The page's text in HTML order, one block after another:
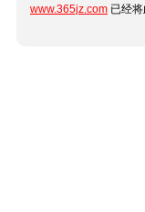
www.365jz.com 已经